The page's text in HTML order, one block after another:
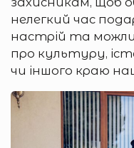
нелегкий час
настрій та
про культуру,
чи іншого краю